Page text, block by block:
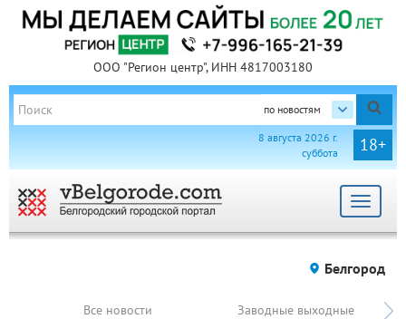
ООО "Регион центр", ИНН 4817003180
по новостям
18+
8 августа 2026 г.
суббота
Toggle
Белгород
Все новости Заводные выходные